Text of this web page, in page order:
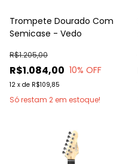
Trompete Dourado Com
Semicase - Vedo
R$1.084,00
R$1.205,00
10% OFF
12 x de R$109,85
Só restam 2 em estoque!